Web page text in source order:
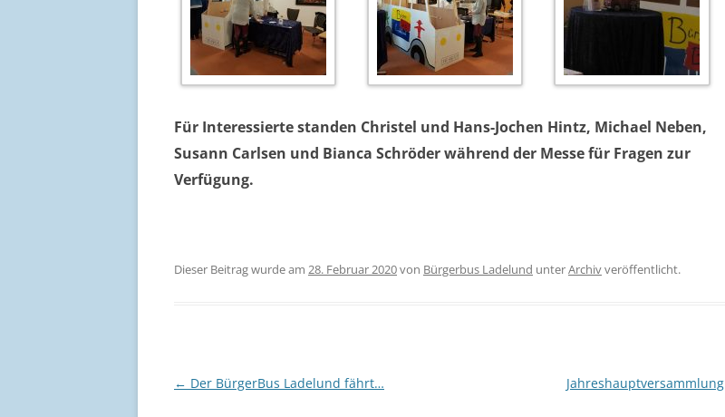
Für Interessierte standen Christel und Hans-Jochen Hintz, Michael Neben,
Susann Carlsen und Bianca Schröder während der Messe für Fragen zur
Verfügung.
Dieser Beitrag wurde am 28. Februar 2020von Bürgerbus Ladelund unterArchivveröffentlicht.
Beitragsnavigation
← Der BürgerBus Ladelund fährt… Jahreshauptversammlung